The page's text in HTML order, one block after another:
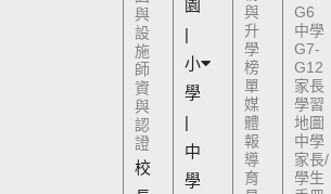
與
設
施
師
資
與
認
證
校
園
|
小
學
|
中
學
與
升
學
榜
單
媒
體
報
導
育
G6
中學
G7-
G12
家長
學習
地圖
中學
家長/
學生